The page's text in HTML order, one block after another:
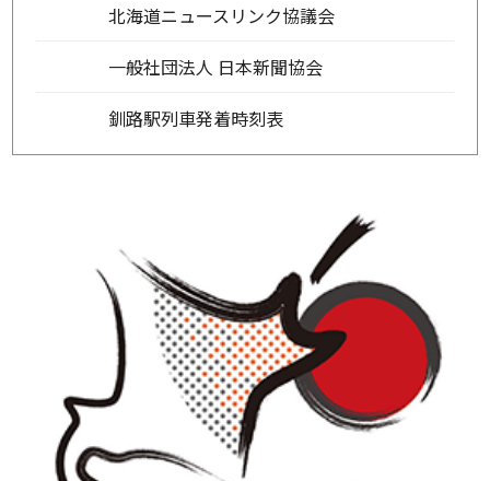
北海道ニュースリンク協議会
一般社団法人 日本新聞協会
釧路駅列車発着時刻表